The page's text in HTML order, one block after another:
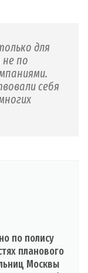
для
по
себя
по полису
планового
Москвы